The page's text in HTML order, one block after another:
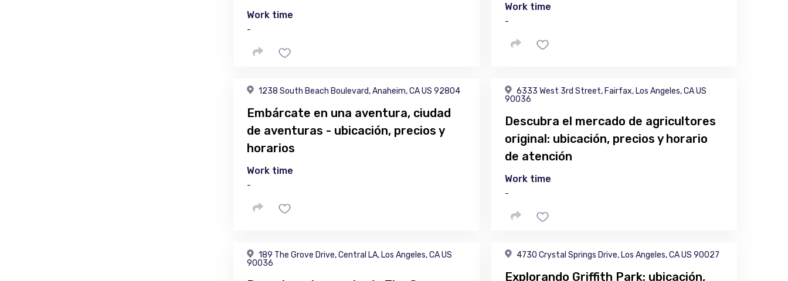
Work time
-
Work time
-
1238 South Beach Boulevard, Anaheim, CA US 92804
Embárcate en una aventura, ciudad
de aventuras - ubicación, precios y
horarios
Work time
-
6333 West 3rd Street, Fairfax, Los Angeles, CA US
90036
Descubra el mercado de agricultores
original: ubicación, precios y horario
de atención
Work time
-
189 The Grove Drive, Central LA, Los Angeles, CA US
90036
4730 Crystal Springs Drive, Los Angeles, CA US 90027
Explorando Griffith Park: ubicación,